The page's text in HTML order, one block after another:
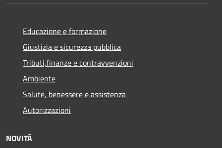
Educazione e formazione
Giustizia e sicurezza pubblica
Tributi,finanze e contravvenzioni
Ambiente
Salute, benessere e assistenza
Autorizzazioni
NOVITÀ